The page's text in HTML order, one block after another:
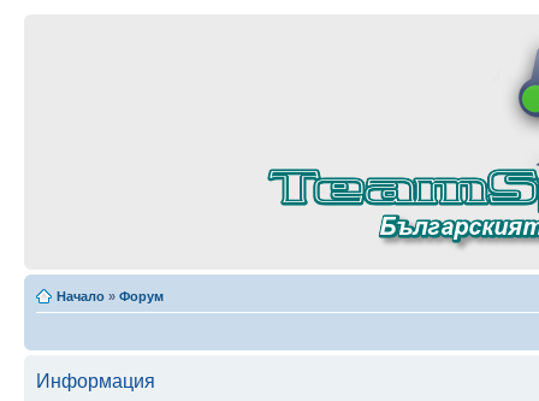
Начало » Форум
Информация